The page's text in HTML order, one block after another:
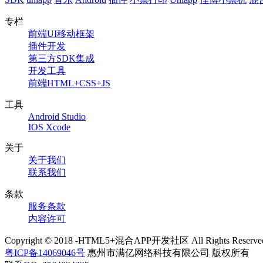
专栏
前端UI移动框架
插件开发
第三方SDK集成
开发工具
前端HTML+CSS+JS
工具
Android Studio
IOS Xcode
关于
关于我们
联系我们
条款
服务条款
内容许可
Copyright © 2018 -HTML5+混合APP开发社区 All Rights
粤ICP备14069046号 惠州市满亿网络科技有限公司 版权所有